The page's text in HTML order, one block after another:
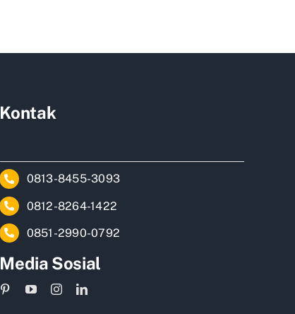
Kontak
0813-8455-3093
0812-8264-1422
0851-2990-0792
Media Sosial